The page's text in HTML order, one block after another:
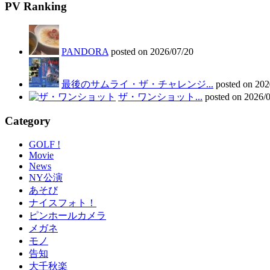
PV Ranking
PANDORA posted on 2026/07/20
最後のサムライ・ザ・チャレンジ... posted on
ザ・ワンショット... posted on 2026/
Category
GOLF !
Movie
News
NY公演
あそび
ナイスフォト！
ピンホールカメラ
メガネ
モノ
告知
大千秋楽